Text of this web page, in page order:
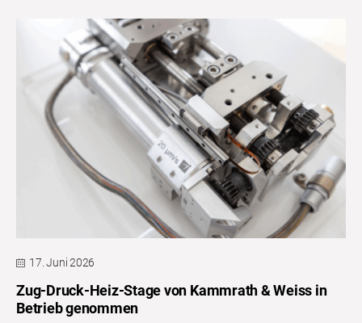
17. Juni 2026
Zug-Druck-Heiz-Stage von Kammrath & Weiss in
Betrieb genommen